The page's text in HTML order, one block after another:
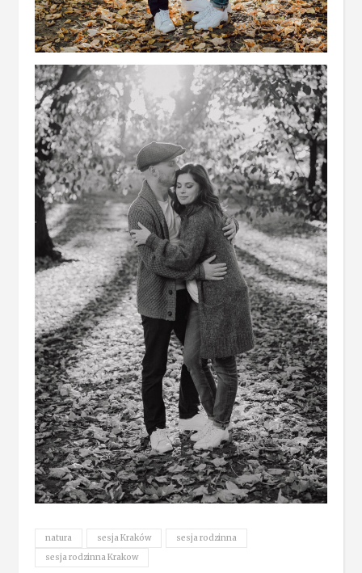
natura sesja Kraków
sesja rodzinna
sesja rodzinna Krakow